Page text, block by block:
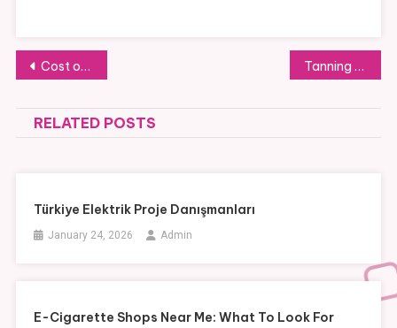
Post
navigation
Cost of Living After Moving to Thailand: What Expats Should Expect Tanning Accelerator: The Secret to a Faster and Deeper Natural Glow
RELATED POSTS
Türkiye Elektrik Proje Danışmanları
January 24, 2026 Admin
E-Cigarette Shops Near Me: What To Look For